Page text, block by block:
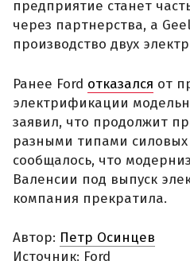
предприятие станет
через партнерства, а
производство двух
Ранее Ford отказался от
электрификации
заявил, что продолжит
разными типами силовых
сообщалось, что
Валенсии под выпуск
компания прекратила.
Автор: Петр Осинцев
Источник: Ford